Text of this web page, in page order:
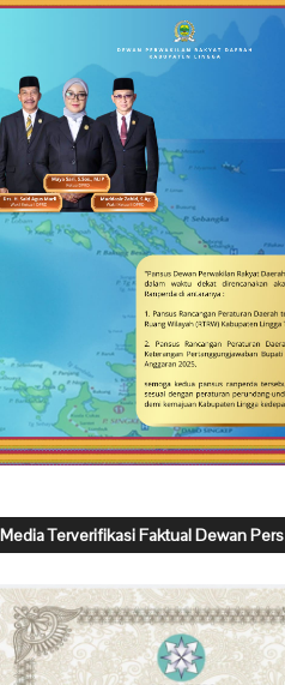
Media Terverifikasi Faktual Dewan Pers